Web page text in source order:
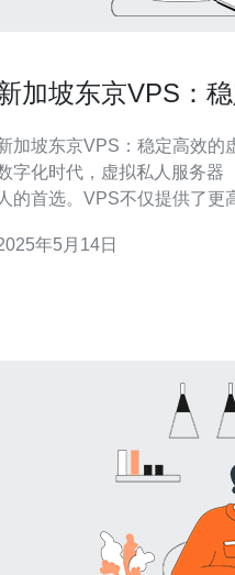
加坡东京VPS：
加坡东京VPS：稳定高效的虚拟
字化时代，虚拟私人服务器
人的首选。VPS不仅提供了更
区的VPS方案备受青睐，因
年5月14日